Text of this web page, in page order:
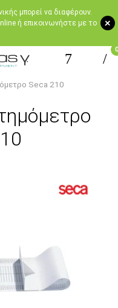
+
μπορεί να διαφέρουν.
ή επικοινωνήστε με το
0
Seca 210